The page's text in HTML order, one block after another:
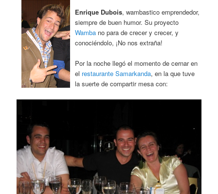
Enrique Dubois, wambastico emprendedor,
siempre de buen humor. Su proyecto
Wamba no para de crecer y crecer, y
conociéndolo, ¡No nos extraña!
Por la noche llegó el momento de cernar en
el restaurante Samarkanda, en la que tuve
la suerte de compartir mesa con: